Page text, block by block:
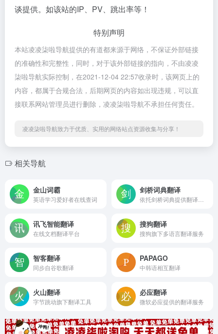
谈提供。如该站的IP、PV、跳出率等！
特别声明
本站凌凌柒啦导航提供的有道都来源于网络，不保证外部链接
的准确性和完整性，同时，对于该外部链接的指向，不由凌凌
柒啦导航实际控制，在2021-12-04 22:57收录时，该网页上的
内容，都属于合规合法，后期网页的内容如出现违规，可以直
接联系网站管理员进行删除，凌凌柒啦导航不承担任何责任。
凌凌柒啦导航致力于优质、实用的网络站点资源收集与分享！
相关导航
金山词霸
英语学习爱好者在线查词
剑桥词典翻译
讯飞智能翻译
在线文档翻译平台
搜狗翻译
搜狗旗下多语言翻译服务
智客翻译
同步自谷歌翻译
PAPAGO
中韩语相互翻译
火山翻译
字节跳动旗下翻译工具
必应翻译
微软必应提供的翻译服务